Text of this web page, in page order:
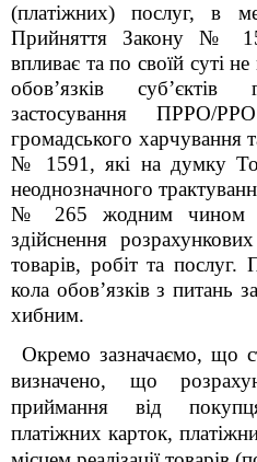
(платіжних) послуг, в
Прийняття Закону №
впливає та по своїй суті
обов’язків суб’єктів
застосування ПРРО/
громадського харчування
№ 1591, які на думку
неоднозначного
№ 265 жодним чином
здійснення
товарів, робіт та
кола обов’язків з питань
хибним.
Окремо зазначаємо, що
визначено, що
приймання від
платіжних карток,